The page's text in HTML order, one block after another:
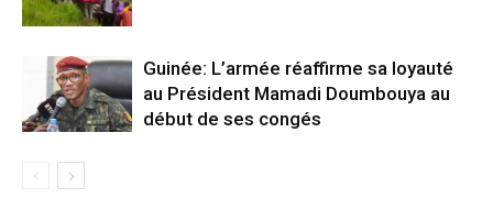
Guinée: L’armée réaffirme sa loyauté
au Président Mamadi Doumbouya au
début de ses congés